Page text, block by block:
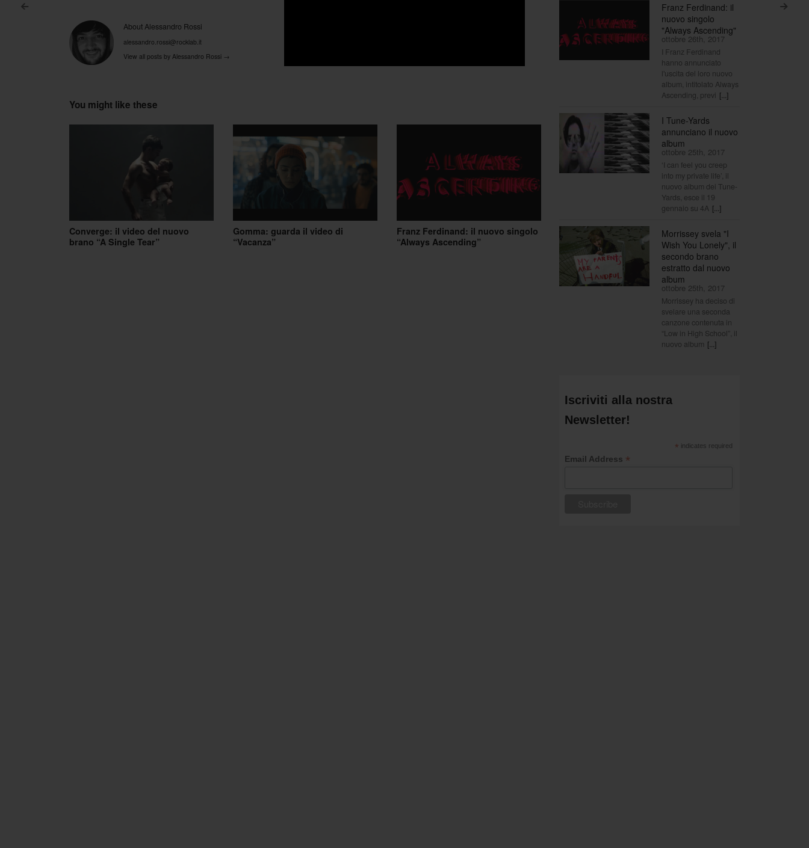
Post navigation
< >
About Alessandro Rossi
alessandro.rossi@rocklab.it
View all posts by Alessandro Rossi →
You might like these
Converge: il video del nuovo
brano “A Single Tear”
Gomma: guarda il video di
“Vacanza”
Franz Ferdinand: il nuovo singolo
“Always Ascending”
Franz Ferdinand: il
nuovo singolo
"Always Ascending"
ottobre 26th, 2017
I Franz Ferdinand
hanno annunciato
l'uscita del loro nuovo
album, intitolato Always
Ascending, previ [...]
I Tune-Yards
annunciano il nuovo
album
ottobre 25th, 2017
‘I can feel you creep
into my private life’, il
nuovo album dei Tune-
Yards, esce il 19
gennaio su 4A [...]
Morrissey svela "I
Wish You Lonely", il
secondo brano
estratto dal nuovo
album
ottobre 25th, 2017
Morrissey ha deciso di
svelare una seconda
canzone contenuta in
“Low in High School”, il
nuovo album [...]
Iscriviti alla nostra
Newsletter!
* indicates required
Email Address *